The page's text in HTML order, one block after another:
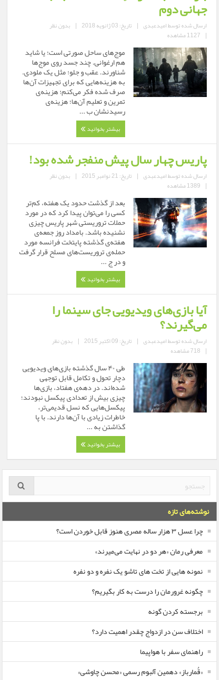
جهانی دوم
ارسال شده توسطامیدعبدی | تاریخ: 03 ژانویه 2018 | بدون نظر
| 1127 مشاهده
موج‌های ساحل صورتی است؛ یا شاید
هم ارغوانی. چند جسد روی موج‌ها
شناورند. عقب و جلو؛ مثل یک ملودی.
به هزینه‌هایی که برای تجهیزات آن‌ها
صرف شده فکر می‌کنم؛ هزینه‌ی
تمرین و تعلیم آن‌ها؛ هزینه‌ی
رسیدنشان ب ...
بیشتر بخوانید
پاریس چهار سال پیش منفجر شده بود!
ارسال شده توسطامیدعبدی | تاریخ: 21 نوامبر 2015 | بدون نظر
| 1389 مشاهده
بعد از گذشت حدود یک هفته، کم‌تر
کسی را می‌توان پیدا کرد که در مورد
حملات تروریستی شهر پاریس چیزی
نشنیده باشد. بامداد روز جمعه‌ی
هفته‌ی گذشته پایتخت فرانسه مورد
حمله‌ی تروریست‌های مسلح قرار گرفت
و در ج ...
بیشتر بخوانید
آیا بازی‌های ویدیویی جای سینما را
می‌گیرند؟
ارسال شده توسطامیدعبدی | تاریخ: 09 اکتبر 2015 | بدون نظر
| 718 مشاهده
طی ۴۰ سال گذشته بازی‌های ویدیویی
دچار تحول و تکامل قابل توجهی
شده‌اند. در دهه‌ی هفتاد، بازی‌ها
چیزی بیش از تعدادی پیکسل نبودند؛
پیکسل‌هایی که نسل قدیمی‌تر،
خاطرات زیادی با آن‌ها دارند. با پا
گذاشتن به ...
بیشتر بخوانید
نوشته‌های تازه
چرا عسل ۳ هزار ساله‌ مصری هنوز قابل خوردن است؟
معرفی رمان «هر دو در نهایت می‌میرند»
نمونه هایی از تخت های تاشو یک نفره و دو نفره
چگونه غرورمان را درست به کار بگیریم؟
برجسته کردن گونه
اختلاف سن در ازدواج چقدر اهمیت دارد؟
راهنمای سفر با هواپیما
«قُمارباز» دهمین آلبوم رسمی «محسن چاوشی»